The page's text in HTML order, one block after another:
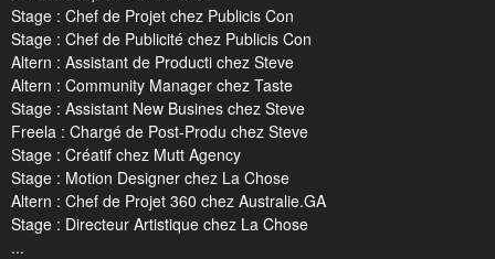
Stage : Chef de Projet chez Publicis Con
Stage : Chef de Publicité chez Publicis Con
Altern : Assistant de Producti chez Steve
Altern : Community Manager chez Taste
Stage : Assistant New Busines chez Steve
Freela : Chargé de Post-Produ chez Steve
Stage : Créatif chez Mutt Agency
Stage : Motion Designer chez La Chose
Altern : Chef de Projet 360 chez Australie.GA
Stage : Directeur Artistique chez La Chose
...